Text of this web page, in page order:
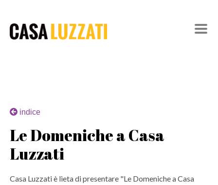
indice
Le Domeniche a Casa
Luzzati
Casa Luzzati è lieta di presentare "Le Domeniche a Casa